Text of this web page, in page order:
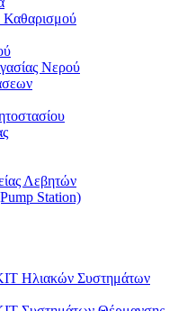
Καθαρισμού
Νερού
Λεβητών
Station)
Ηλιακών Συστημάτων